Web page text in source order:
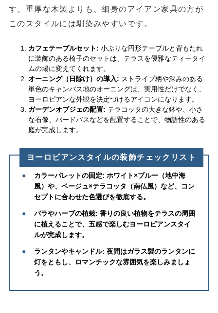
す。重厚な木製よりも、細身のアイアン家具の方が
このスタイルには馴染みやすいです。
カフェテーブルセット: 小ぶりな円形テーブルと背もたれ
に装飾のある椅子のセットは、テラスを優雅なティータイ
ムの場に変えてくれます。
オーニング（日除け）の導入: ストライプ柄や深みのある
単色のキャンバス地のオーニングは、実用性だけでなく、
ヨーロピアンな外観を決定づけるアイコンになります。
ガーデンオブジェの配置: テラコッタの大きな鉢や、小さ
な石像、バードバスなどを配置することで、物語性のある
庭が完成します。
ヨーロピアンスタイルの装飾チェックリスト
● カラーパレットの固定: ホワイト×ブルー（地中海
風）や、ベージュ×テラコッタ（南仏風）など、コン
セプトに合わせた色選びを徹底する。
● バラやハーブの植栽: 香りの良い植物をテラスの周囲
に植えることで、五感で楽しむヨーロピアンスタイ
ルが完成します。
● ランタンやキャンドル: 夜間はガラス製のランタンに
灯をともし、ロマンチックな雰囲気を楽しみましょ
う。